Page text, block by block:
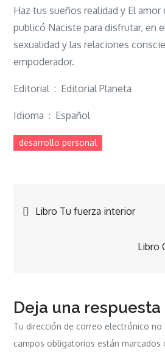
Haz tus sueños realidad y El amor
publicó Naciste para disfrutar, en
sexualidad y las relaciones
empoderador.
Editorial ‏ : ‎ Editorial Planeta
Idioma ‏ : ‎ Español
desarrollo personal
Navegación
Libro Tu fuerza interior
Libro
Deja una respuesta
Tu dirección de correo electrónico no
campos obligatorios están